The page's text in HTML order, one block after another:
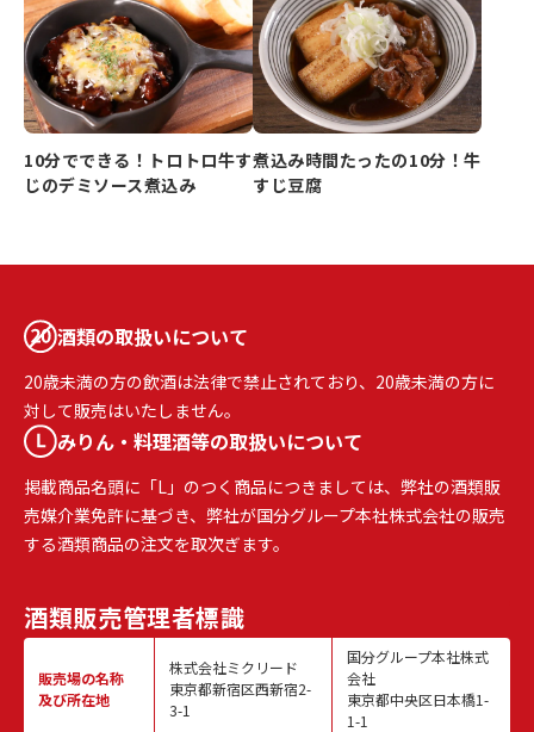
10分でできる！トロトロ牛す
じのデミソース煮込み
煮込み時間たったの10分！牛
すじ豆腐
酒類の取扱いについて
20歳未満の方の飲酒は法律で禁止されており、20歳未満の方に
対して販売はいたしません。
みりん・料理酒等の取扱いについて
掲載商品名頭に「L」のつく商品につきましては、弊社の酒類販
売媒介業免許に基づき、弊社が国分グループ本社株式会社の販売
する酒類商品の注文を取次ぎます。
酒類販売管理者標識
販売場の名称
及び所在地
株式会社ミクリード
東京都新宿区西新宿2-
3-1
国分グループ本社株式
会社
東京都中央区日本橋1-
1-1